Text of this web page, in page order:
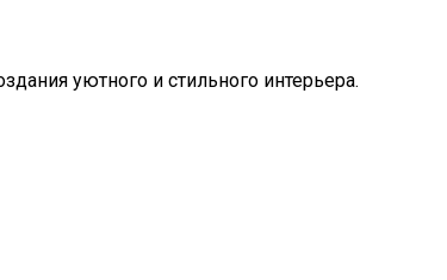
уютного и стильного интерьера.